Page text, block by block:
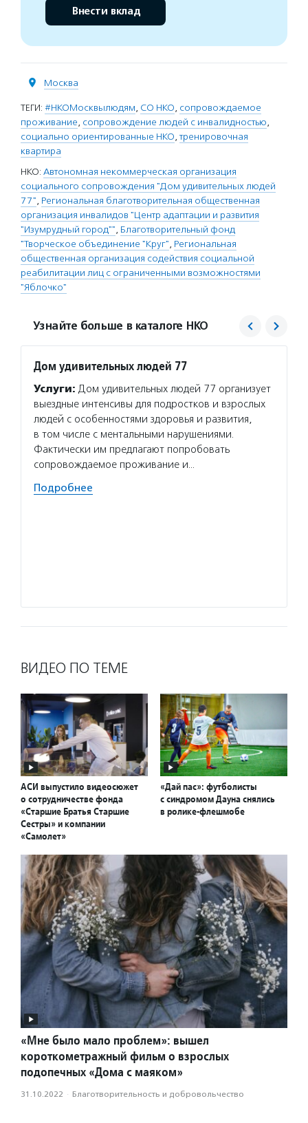
Внести вклад
Москва
ТЕГИ: #НКОМосквылюдям, СО НКО, сопровождаемое
проживание, сопровождение людей с инвалидностью,
социально ориентированные НКО,тренировочная
квартира
НКО: Автономная некоммерческая организация
социального сопровождения "Дом удивительных людей
77", Региональная благотворительная общественная
организация инвалидов "Центр адаптации и развития
"Изумрудный город"", Благотворительный фонд
"Творческое объединение "Круг", Региональная
общественная организация содействия социальной
реабилитации лиц с ограниченными возможностями
"Яблочко"
Узнайте больше в каталоге НКО
Дом удивительных людей 77
Услуги: Дом удивительных людей 77 организует
выездные интенсивы для подростков и взрослых
людей с особенностями здоровья и развития,
в том числе с ментальными нарушениями.
Фактически им предлагают попробовать
сопровождаемое проживание и…
Подробнее
ВИДЕО ПО ТЕМЕ
АСИ выпустило видеосюжет
о сотрудничестве фонда
«Старшие Братья Старшие
Сестры» и компании
«Самолет»
«Дай пас»: футболисты
с синдромом Дауна снялись
в ролике-флешмобе
«Мне было мало проблем»: вышел
короткометражный фильм о взрослых
подопечных «Дома с маяком»
31.10.2022 · Благотвори­тель­ность и доброволь­чест­во